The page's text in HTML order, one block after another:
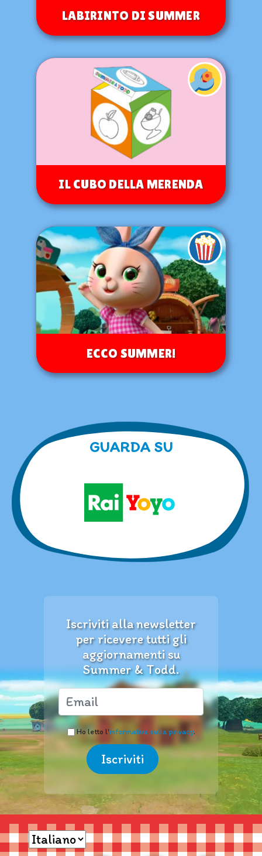
LABIRINTO DI SUMMER
IL CUBO DELLA MERENDA
ECCO SUMMER!
GUARDA SU
Iscriviti alla newsletter
per ricevere tutti gli
aggiornamenti su
Summer & Todd.
Ho letto l'informativa sulla privacy.